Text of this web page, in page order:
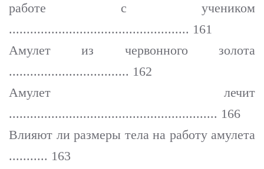
работе с учеником
................................................... 161
Амулет из червонного золота
.................................. 162
Амулет лечит
........................................................... 166
Влияют ли размеры тела на работу амулета
........... 163